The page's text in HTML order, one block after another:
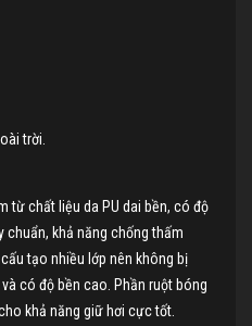
trời.
từ chất liệu da PU dai bền, có độ
chuẩn, khả năng chống thấm
tạo nhiều lớp nên không bị
có độ bền cao. Phần ruột bóng
khả năng giữ hơi cực tốt.